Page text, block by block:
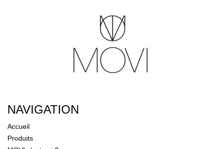
NAVIGATION
Accueil
Produits